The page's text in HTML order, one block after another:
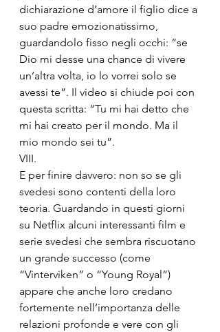
dichiarazione d’amore il figlio dice a
suo padre emozionatissimo,
guardandolo fisso negli occhi: “se
Dio mi desse una chance di vivere
un’altra volta, io lo vorrei solo se
avessi te”. Il video si chiude poi con
questa scritta: “Tu mi hai detto che
mi hai creato per il mondo. Ma il
mio mondo sei tu”.
VIII.
E per finire davvero: non so se gli
svedesi sono contenti della loro
teoria. Guardando in questi giorni
su Netflix alcuni interessanti film e
serie svedesi che sembra riscuotano
un grande successo (come
“Vinterviken” o “Young Royal”)
appare che anche loro credano
fortemente nell’importanza delle
relazioni profonde e vere con gli